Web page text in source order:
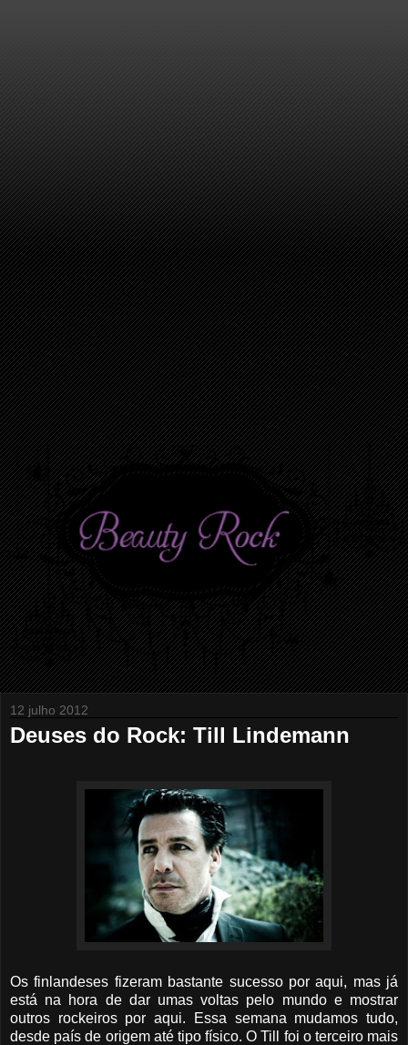
12 julho 2012
Deuses do Rock: Till Lindemann
Os finlandeses fizeram bastante sucesso por aqui, mas já
está na hora de dar umas voltas pelo mundo e mostrar
outros rockeiros por aqui. Essa semana mudamos tudo,
desde país de origem até tipo físico. O Till foi o terceiro mais